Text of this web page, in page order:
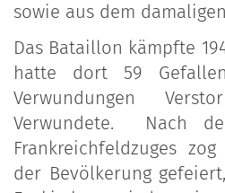
sowie aus dem
Das Bataillon kämpfte
hatte dort 59
Verwundungen
Verwundete. Nach
Frankreichfeldzuges
der Bevölkerung